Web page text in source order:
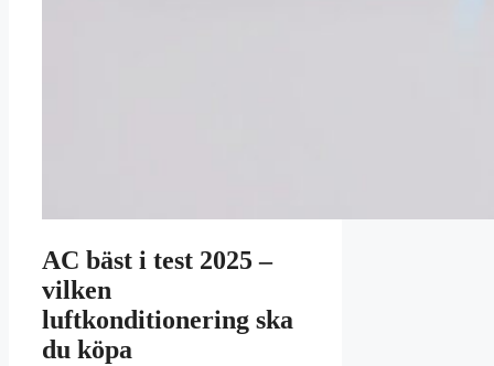
AC bäst i test 2025 –
vilken
luftkonditionering ska
du köpa